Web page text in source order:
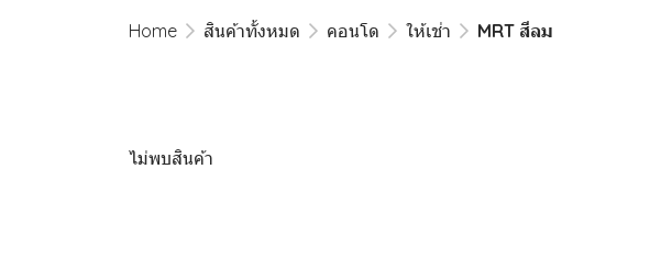
Home สินค้าทั้งหมด คอนโด ให้เช่า MRT สีลม
ไม่พบสินค้า